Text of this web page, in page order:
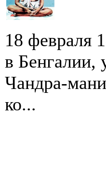
18 февраля
в Бенгалии,
Чандра-
ко...